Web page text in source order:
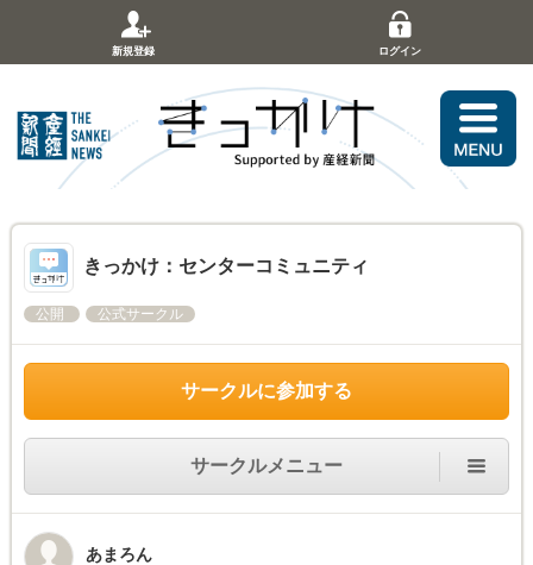
新規登録 ログイン
きっかけ：センターコミュニティ
公開 公式サークル
サークルに参加する
サークルメニュー
あまろん